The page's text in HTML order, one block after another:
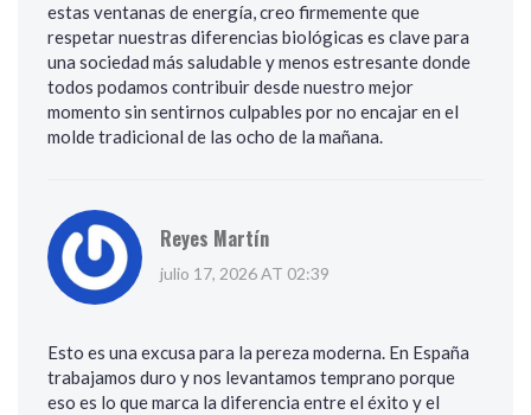
estas ventanas de energía, creo firmemente que
respetar nuestras diferencias biológicas es clave para
una sociedad más saludable y menos estresante donde
todos podamos contribuir desde nuestro mejor
momento sin sentirnos culpables por no encajar en el
molde tradicional de las ocho de la mañana.
Reyes Martín
julio 17, 2026 AT 02:39
Esto es una excusa para la pereza moderna. En España
trabajamos duro y nos levantamos temprano porque
eso es lo que marca la diferencia entre el éxito y el